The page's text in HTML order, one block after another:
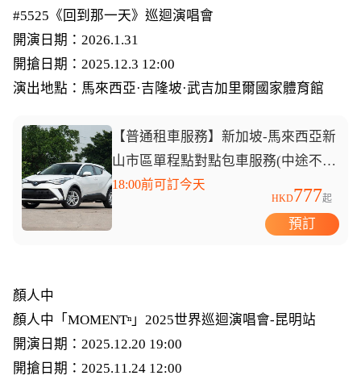
#5525《回到那一天》巡迴演唱會
開演日期：2026.1.31
開搶日期：2025.12.3 12:00
演出地點：馬來西亞·吉隆坡·武吉加里爾國家體育館
【普通租車服務】新加坡-馬來西亞新
山市區單程點對點包車服務(中途不
停)
18:00前可訂今天
HKD777起
預訂
顏人中
顏人中「MOMENTⁿ」2025世界巡迴演唱會-昆明站
開演日期：2025.12.20 19:00
開搶日期：2025.11.24 12:00